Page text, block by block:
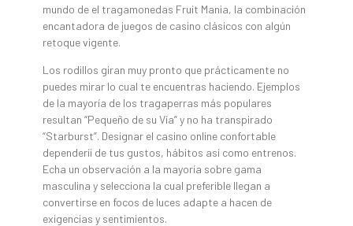
mundo de el tragamonedas Fruit Mania, la combinación
encantadora de juegos de casino clásicos con algún
retoque vigente.
Los rodillos giran muy pronto que prácticamente no
puedes mirar lo cual te encuentras haciendo. Ejemplos
de la mayorí­a de los tragaperras más populares
resultan “Pequeño de su Vía” y no ha transpirado
“Starburst”. Designar el casino online confortable
dependerí¡ de tus gustos, hábitos así­ como entrenos.
Echa un observación a la mayorí­a sobre gama
masculina y selecciona la cual preferible llegan a
convertirse en focos de luces adapte a hacen de
exigencias y sentimientos.